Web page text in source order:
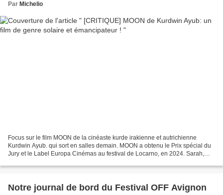
Par Michelio
Focus sur le film MOON de la cinéaste kurde irakienne et autrichienne
Kurdwin Ayub. qui sort en salles demain. MOON a obtenu le Prix spécial du
Jury et le Label Europa Cinémas au festival de Locarno, en 2024. Sarah,
Notre journal de bord du Festival OFF Avignon